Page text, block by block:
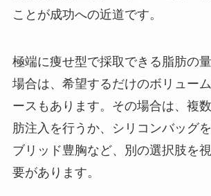
ことが成功への近道です。
極端に痩せ型で採取できる脂肪の
場合は、希望するだけのボリュー
ースもあります。その場合は、複
肪注入を行うか、シリコンバッグ
ブリッド豊胸など、別の選択肢を
要があります。